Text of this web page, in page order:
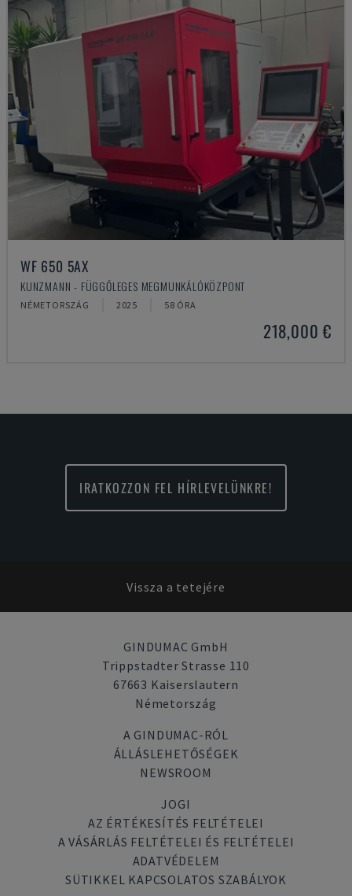
WF 650 5AX
KUNZMANN - FÜGGŐLEGES MEGMUNKÁLÓKÖZPONT
NÉMETORSZÁG 2025 58 ÓRA
218,000 €
IRATKOZZON FEL HÍRLEVELÜNKRE!
Vissza a tetejére
GINDUMAC GmbH
Trippstadter Strasse 110
67663 Kaiserslautern
Németország
A GINDUMAC-RÓL
ÁLLÁSLEHETŐSÉGEK
NEWSROOM
JOGI
AZ ÉRTÉKESÍTÉS FELTÉTELEI
A VÁSÁRLÁS FELTÉTELEI ÉS FELTÉTELEI
ADATVÉDELEM
SÜTIKKEL KAPCSOLATOS SZABÁLYOK